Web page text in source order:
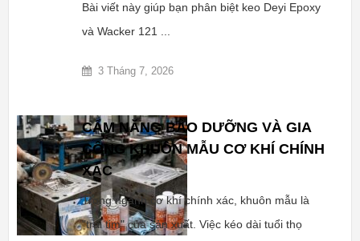
Bài viết này giúp bạn phân biệt keo Deyi Epoxy
và Wacker 121 ...
3 Tháng 7, 2026
CẨM NĂNG BẢO DƯỠNG VÀ GIA
CÔNG KHUÔN MẪU CƠ KHÍ CHÍNH
XÁC
Trong ngành cơ khí chính xác, khuôn mẫu là
"trái tim" của sản xuất. Việc kéo dài tuổi thọ